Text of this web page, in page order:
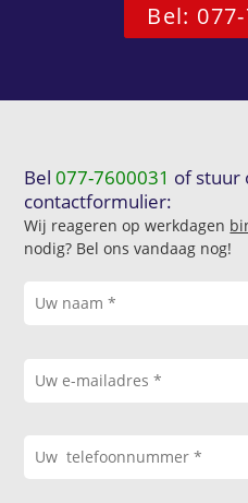
Bel:
Bel077-7600031 of stuur
contactformulier:
Wij reageren op werkdagen
nodig? Bel ons vandaag nog!